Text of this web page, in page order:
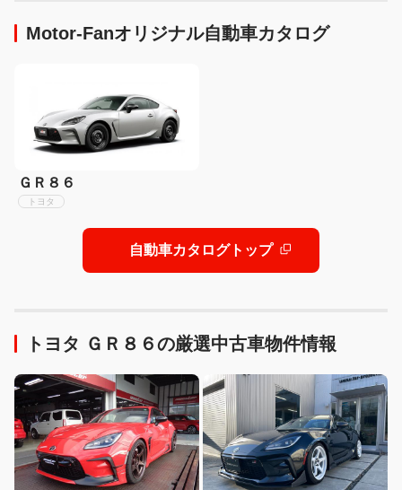
Motor-Fanオリジナル自動車カタログ
ＧＲ８６
トヨタ
自動車カタログトップ
トヨタ ＧＲ８６の厳選中古車物件情報